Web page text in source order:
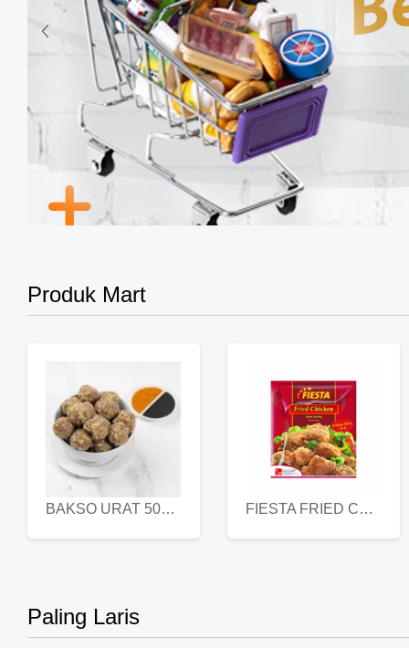
Produk Mart
BAKSO URAT 500 GR FIESTA FRIED CHICKEN 500 GR
Paling Laris